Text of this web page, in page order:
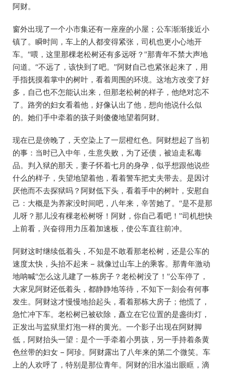
阿财。
窗外出现了一个小市集还有一座座的小屋；公车渐渐接近小
镇了。瞬时间，车上的人都变得紧张，司机也更小心地开
车。“喂，这里那棵老松树还有多远呀？”那青年不禁大声地
问道。“不远了，该快到了吧。”阿财自己也紧张起来了，用
手指抚摸着掌中的树叶，看着周围的环境。这地方改变了好
多，自己也不怎能认出来，但那老松树的样子，他绝对忘不
了。路旁的妇女看着他，好像认出了他，想向他说什么似
的。她们手中牵着的孩子则傻傻地望着阿财。
现在已是傍晚了，天空染上了一层橙红色。阿财想起了当初
的事：当时已入中年，生意失败，为了还债，被迫走私毒
品。判入狱的那天，妻子怀着七月的身孕，似乎想跟他说些
什么的样子，失望地望着他，看着警车把丈夫带去。是因讨
厌他而不去探狱吗？阿财低下头，看着手中的树叶，安慰自
己：大概是为养家没时间吧，八年来，辛苦她了。“是不是那
儿呀？那儿没有棵老松树呀！阿财，你自己看吧！”司机想快
上前看，兴奋得用力压着加速板，使公车直往前冲。
阿财这时继续低着头，不知是不敢看那老松树，还是公车的
速度太快，头抬不起来 – 就像过山车上的乘客。那青年激动
地呐喊“怎么这儿建了一栋房子？老松树没了！”公车停了，
大家见阿财还低着头，都静静地等待，不知下一刻会有何事
发生。阿财这才慢慢地抬起头，看着那栋大房子；他慌了，
急忙冲下车。老松树已被砍除，矗立在它位置的是盏街灯，
正发出与监狱里灯泡一样的黄光。一个影子出现在阿财脚
低，阿财抬头一望：是个一手牵着小男孩，另一手持着条黄
色丝带的妇女 – 阿珍。阿财露出了八年来的第二个微笑。车
上的人欢呼了，特别是那位青年。阿财的泪水溢出眼眶，滴